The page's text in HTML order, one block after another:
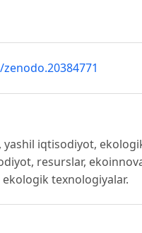
iqtisodiyot,
resurslar,
ekologik texnologiyalar.